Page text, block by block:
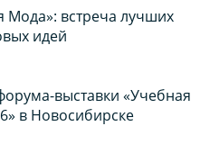
Мода»: встреча лучших
идей
выставки «Учебная
в Новосибирске